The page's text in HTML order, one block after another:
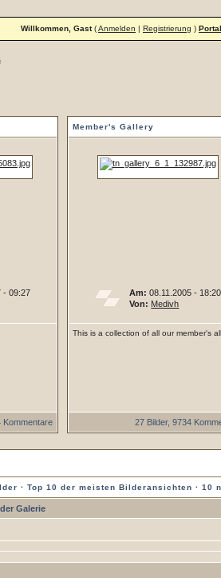
Willkommen, Gast(Anmelden | Registrierung ) Portal
- 09:27
Kommentare
Member's Gallery
Am: 08.11.2005 - 18:20
Von: Medivh
This is a collection of all our member's
27 Bilder, 9734
· Top 10 der meisten Bilderansichten · 10
Galerie